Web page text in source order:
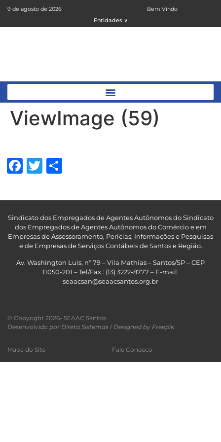
9 de agosto de 2026
Bem Vindo
Entidades ∨
ViewImage (59)
Facebook
Twitter
Sindicato dos Empregados de Agentes Autônomos do Sindicato
dos Empregados de Agentes Autônomos do Comércio e em
Empresas de Assessoramento, Perícias, Informações e Pesquisas
e de Empresas de Serviços Contábeis de Santos e Região.
Av. Washington Luis, nº 79 – Vila Mathias – Santos/SP – CEP
11050-201 – Tel/Fax.: (13) 3222-8777 – E-mail:
seaacsan@seaacsantos.org.br
© Copyright 2026- SEAAC Santos
Desenvolvido por Direta Sistemas I Designed by Freepik
Mapa do Site Fale Conosco